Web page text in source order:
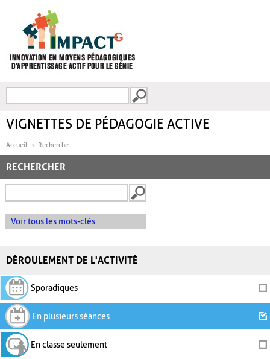
FORMULAIRE DE
VIGNETTES DE PÉDAGOGIE ACTIVE
Accueil Recherche
RECHERCHER
Voir tous les mots-clés
DÉROULEMENT DE L'ACTIVITÉ
Sporadiques
En plusieurs séances
En classe seulement